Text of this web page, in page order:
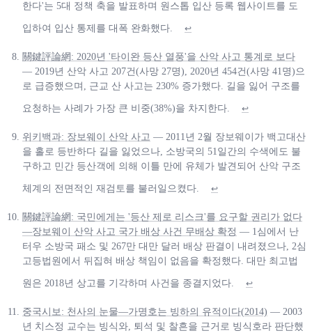
한다'는 5대 정책 축을 발표하며 원스톱 입산 등록 웹사이트를 도
입하여 입산 통제를 대폭 완화했다. ↩
關鍵評論網: 2020년 '타이완 등산 열풍'을 산악 사고 통계로 보다
— 2019년 산악 사고 207건(사망 27명), 2020년 454건(사망 41명)으
로 급증했으며, 근교 산 사고는 230% 증가했다. 길을 잃어 구조를
요청하는 사례가 가장 큰 비중(38%)을 차지한다. ↩
위키백과: 장보웨이 산악 사고 — 2011년 2월 장보웨이가 백고대산
을 홀로 등반하다 길을 잃었으나, 소방국의 51일간의 수색에도 불
구하고 민간 등산객에 의해 이틀 만에 유체가 발견되어 산악 구조
체계의 전면적인 재검토를 불러일으켰다. ↩
關鍵評論網: 국민에게는 '등산 제로 리스크'를 요구할 권리가 없다
—장보웨이 산악 사고 국가 배상 사건 무배상 확정 — 1심에서 난
터우 소방국 패소 및 267만 대만 달러 배상 판결이 내려졌으나, 2심
고등법원에서 뒤집혀 배상 책임이 없음을 확정했다. 대만 최고법
원은 2018년 상고를 기각하며 사건을 종결지었다. ↩
중국시보: 천사의 눈물—가명호는 빙하의 유적이다(2014) — 2003
년 치스정 교수는 빙식와, 퇴석 및 찰흔을 근거로 빙식호라 판단했